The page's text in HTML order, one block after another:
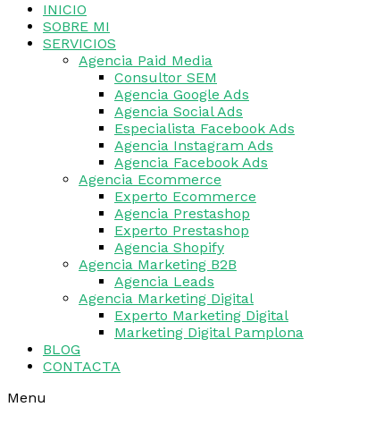
INICIO
SOBRE MI
SERVICIOS
Agencia Paid Media
Consultor SEM
Agencia Google Ads
Agencia Social Ads
Especialista Facebook Ads
Agencia Instagram Ads
Agencia Facebook Ads
Agencia Ecommerce
Experto Ecommerce
Agencia Prestashop
Experto Prestashop
Agencia Shopify
Agencia Marketing B2B
Agencia Leads
Agencia Marketing Digital
Experto Marketing Digital
Marketing Digital Pamplona
BLOG
CONTACTA
Menu